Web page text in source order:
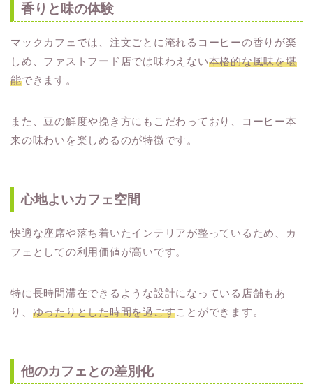
香りと味の体験
マックカフェでは、注文ごとに淹れるコーヒーの香りが楽
しめ、ファストフード店では味わえない本格的な風味を堪
能できます。
また、豆の鮮度や挽き方にもこだわっており、コーヒー本
来の味わいを楽しめるのが特徴です。
心地よいカフェ空間
快適な座席や落ち着いたインテリアが整っているため、カ
フェとしての利用価値が高いです。
特に長時間滞在できるような設計になっている店舗もあ
り、 ゆったりとした時間を過ごすことができます。
他のカフェとの差別化